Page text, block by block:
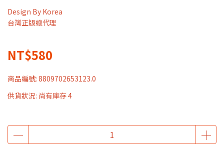
Design By Korea
台灣正版總代理
NT$580
商品編號: 8809702653123.0
供貨狀況: 尚有庫存 4